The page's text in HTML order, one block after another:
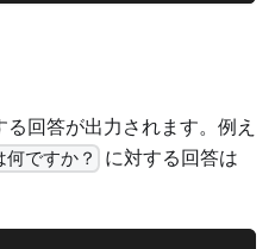
回答が出力されます。例え
ですか？
に対する回答は